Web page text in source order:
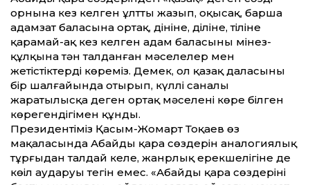
орнына кез келген ұлт­ты жазып, оқысақ, барша
адамзат баласына ортақ, дініне, діліне, тіліне
қарамай-ақ кез келген адам баласының мінез-
құлқына тән талданған мәселелер мен
жетістіктерді көреміз. Демек, ол қазақ даласының
бір шалғайында отырып, күллі саналы
жаратылысқа деген ортақ мәселені көре білген
көрегендігімен құнды.
Президентіміз Қасым-Жомарт Тоқаев өз
мақаласында Абайдың қара сөздерін аналогиялық
тұрғыдан талдай келе, жанрлық ерекшелігіне де
көңіл аударуы тегін емес. «Абайдың қара сөздерінің